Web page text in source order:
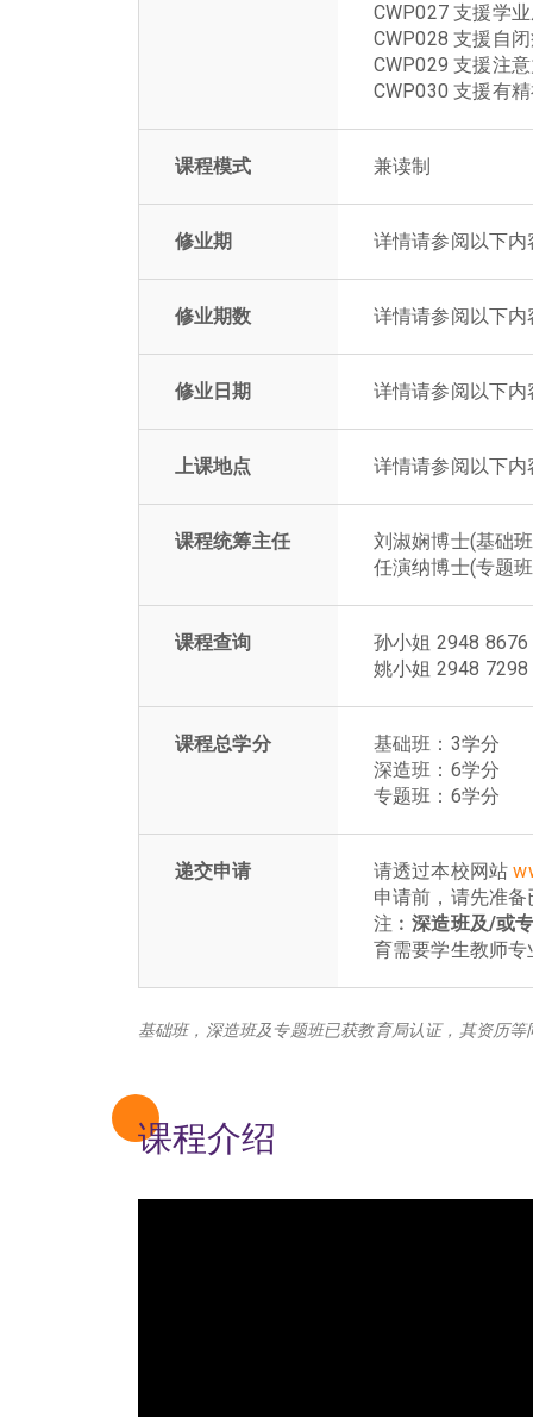
CWP027 支援学
CWP028 支援自
CWP029 支援注
CWP030 支援有
课程模式 兼读制
修业期 详情请参阅以下内
修业期数 详情请参阅以下内
修业日期 详情请参阅以下内
上课地点 详情请参阅以下内
课程统筹主任
刘淑娴博士(基础
任演纳博士(专题
课程查询
孙小姐 2948 8676
姚小姐 2948 7298
课程总学分
基础班：3学分
深造班：6学分
专题班：6学分
递交申请 请透过本校网站
申请前，请先准
注︰深造班及/或
育需要学生教师
基础班，深造班及专题班已获教育局认证，其资历
课程介绍